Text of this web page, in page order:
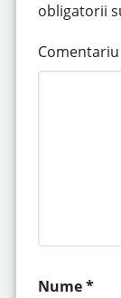
obligatorii
Comentariu
Nume*